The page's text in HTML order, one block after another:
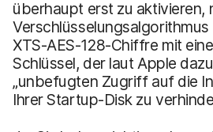
überhaupt erst zu aktivieren,
XTS-AES-128-Chiffre mit
Schlüssel, der laut Apple
„unbefugten Zugriff auf die
Ihrer Startup-Disk zu